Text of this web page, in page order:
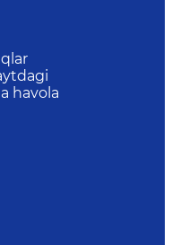
havola